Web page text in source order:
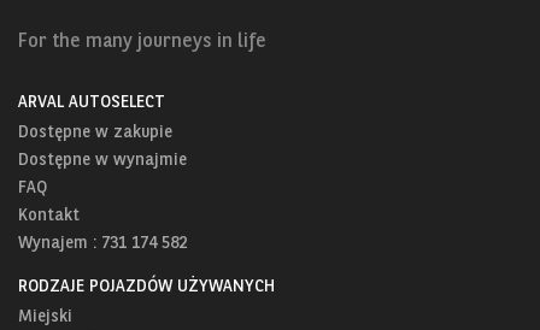
For the many journeys in life
ARVAL AUTOSELECT
Dostępne w zakupie
Dostępne w wynajmie
FAQ
Kontakt
Wynajem : 731 174 582
RODZAJE POJAZDÓW UŻYWANYCH
Miejski